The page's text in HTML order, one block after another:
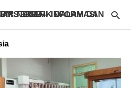
– INFORMASI SEPUTAR MUSEUM TERBAIK DALAM DAN LUAR NEGERI